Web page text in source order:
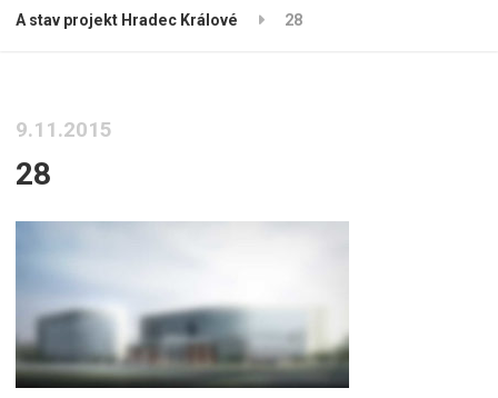
A stav projekt Hradec Králové 28
9.11.2015
28